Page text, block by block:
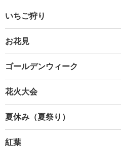
いちご狩り
お花見
ゴールデンウィーク
花火大会
夏休み（夏祭り）
紅葉